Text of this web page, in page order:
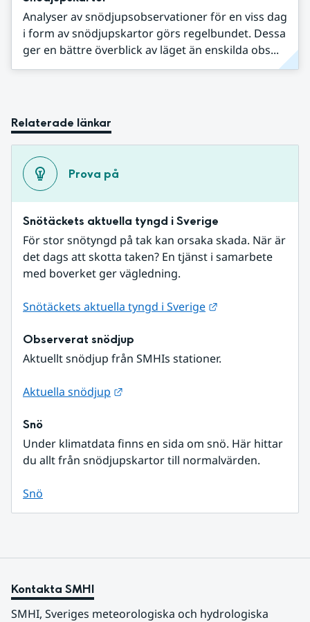
Analyser av snödjupsobservationer för en viss dag
i form av snödjupskartor görs regelbundet. Dessa
ger en bättre överblick av läget än enskilda obs...
Relaterade länkar
Prova på
Snötäckets aktuella tyngd i Sverige
För stor snötyngd på tak kan orsaka skada. När är
det dags att skotta taken? En tjänst i samarbete
med boverket ger vägledning.
Snötäckets aktuella tyngd i Sverige
Observerat snödjup
Aktuellt snödjup från SMHIs stationer.
Aktuella snödjup
Snö
Under klimatdata finns en sida om snö. Här hittar
du allt från snödjupskartor till normalvärden.
Snö
Kontakta SMHI
SMHI, Sveriges meteorologiska och hydrologiska